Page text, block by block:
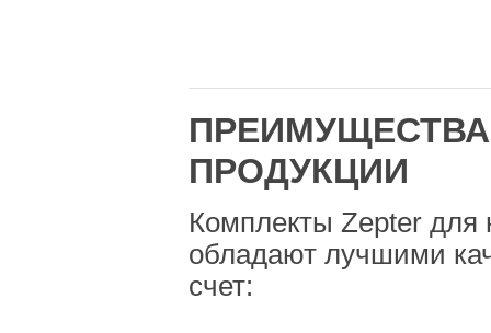
ПРЕИМУЩЕСТВА
ПРОДУКЦИИ
Комплекты Zepter для
обладают лучшими
счет: